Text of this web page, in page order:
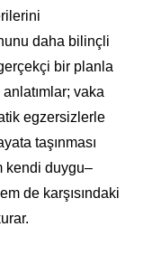
daha bilinçli
bir planla
vaka
egzersizlerle
taşınması
kendi duygu–
de karşısındaki